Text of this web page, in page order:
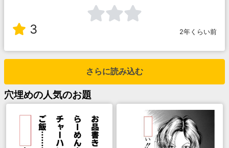
3 2年くらい前
さらに読み込む
穴埋めの人気のお題